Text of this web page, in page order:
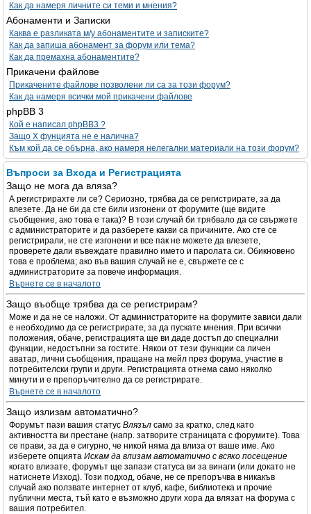
Как да намеря личните си теми и мнения?
Абонаменти и Записки
Каква е разликата м/у абонаментите и записките?
Как да запиша абонамент за форум или тема?
Как да премахна абонаментите?
Прикачени файлове
Прикачените файлове позволени ли са за този форум?
Как да намеря всички мой прикачени файлове
phpBB 3
Кой е написал phpBB3 ?
Защо X фунцията не е налична?
Към кой да се обърна, ако намеря нелегални материали на този форум?
Въпроси за Входа и Регистрацията
Защо не мога да вляза?
А регистрирахте ли се? Сериозно, трябва да се регистрирате, за да
влезете. Да не би да сте били изгонени от форумите (ще видите
съобщение, ако това е така)? В този случай би трябвало да се свържете
с администраторите и да разберете какви са причините. Ако сте се
регистрирали, не сте изгонени и все пак не можете да влезете,
проверете дали въвеждате правилно името и паролата си. Обикновено
това е проблема; ако във вашия случай не е, свържете се с
администраторите за повече информация.
Върнете се в началото
Защо въобще трябва да се регистрирам?
Може и да не се наложи. От администраторите на форумите зависи дали
е необходимо да се регистрирате, за да пускате мнения. При всички
положения, обаче, регистрацията ще ви даде достъп до специални
функции, недостъпни за гостите. Някои от тези функции са личен
аватар, лични съобщения, пращане на мейл през форума, участие в
потребителски групи и други. Регистрацията отнема само няколко
минути и е препоръчително да се регистрирате.
Върнете се в началото
Защо излизам автоматично?
Форумът пази вашия статус Влязъл само за кратко, след като
активността ви престане (напр. затворите страницата с форумите). Това
се прави, за да е сигурно, че никой няма да влиза от ваше име. Ако
изберете опцията Искам да влизам автоматично с всяко посещение
когато влизате, форумът ще запази статуса ви за винаги (или докато не
натиснете Изход). Този подход, обаче, не се препоръчва в никакъв
случай ако ползвате интернет от клуб, кафе, библиотека и прочие
публични места, тъй като е възможно други хора да влязат на форума с
вашия потребител.